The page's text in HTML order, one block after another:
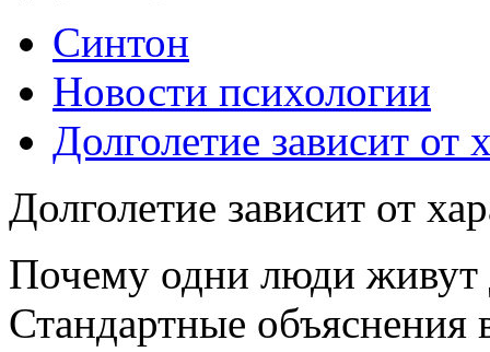
Синтон
Новости психологии
Долголетие зависит от
Долголетие зависит от
Почему одни люди живут
Стандартные объяснения